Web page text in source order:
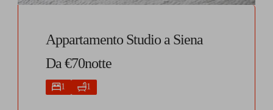
Appartamento Studio a Siena
Da €70notte
1 1